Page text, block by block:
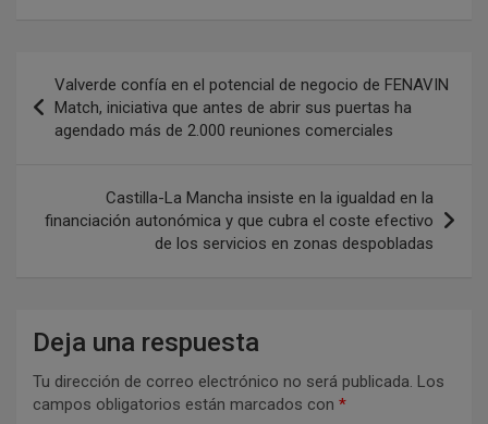
Valverde confía en el potencial de negocio de FENAVIN
Match, iniciativa que antes de abrir sus puertas ha
agendado más de 2.000 reuniones comerciales
Castilla-La Mancha insiste en la igualdad en la
financiación autonómica y que cubra el coste efectivo
de los servicios en zonas despobladas
Deja una respuesta
Tu dirección de correo electrónico no será publicada. Los
campos obligatorios están marcados con *